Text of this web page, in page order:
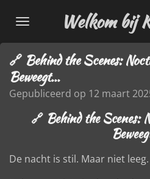
direct
naar
de
hoofdinhoud
Welkom bij
🔗 Behind the Scenes:
Beweegt...
Gepubliceerd op 12 maart
🔗 Behind the Scenes:
De nacht is stil. Maar niet leeg.